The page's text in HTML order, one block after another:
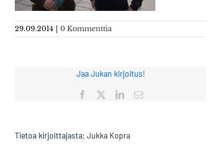
29.09.2014 0 Kommenttia
Jaa Jukan kirjoitus!
Facebook LinkedInSähköposti
Tietoa kirjoittajasta: Jukka Kopra